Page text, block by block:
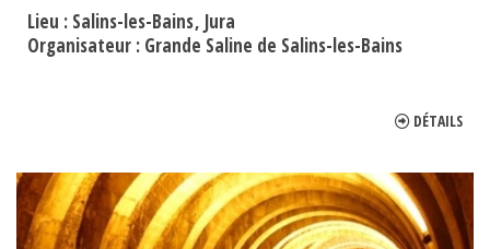
Lieu : Salins-les-Bains Jura
Organisateur : Grande Saline de Salins-les-Bains
DÉTAILS